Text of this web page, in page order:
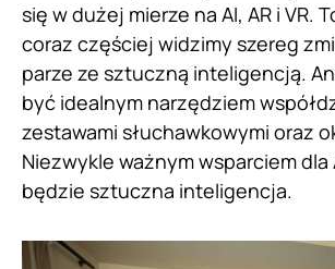
się w dużej mierze na AI, AR i VR.
coraz częściej widzimy szereg
parze ze sztuczną inteligencją.
być idealnym narzędziem
zestawami słuchawkowymi oraz
Niezwykle ważnym wsparciem dla
będzie sztuczna inteligencja.
Odtwarzacz